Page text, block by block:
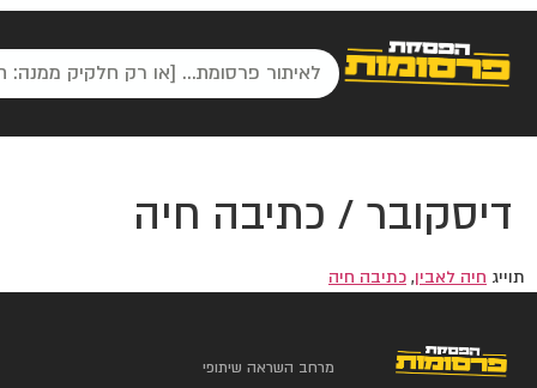
דיסקובר / כתיבה חיה
תוייג חיה לאבין, כתיבה חיה
מרחב השראה שיתופי